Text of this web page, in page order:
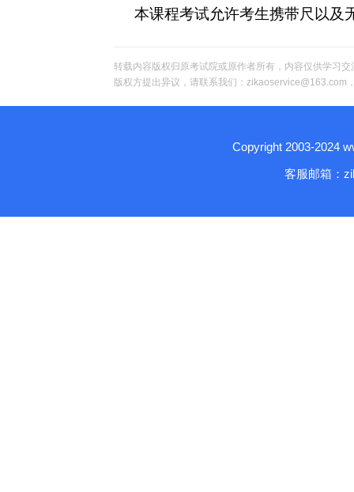
本课程考试允许考生携带尺以及
转载内容版权归原考试院或原作者所有，内容仅供学习
版权方提出异议，请联系我们：zikaoservice@163.com
Copyright 2003-2024
客服邮箱：